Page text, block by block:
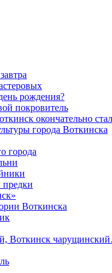
рождения?
покровитель
окончательно
города Воткинска
города
Воткинска
Воткинск